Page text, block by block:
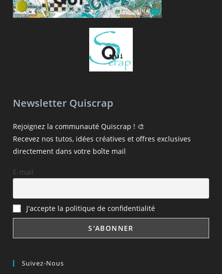
Newsletter Quiscrap
Rejoignez la communauté Quiscrap ! 🎨
Recevez nos tutos, idées créatives et offres exclusives
directement dans votre boîte mail
E-mail
J'accepte la politique de confidentialité
Suivez-Nous